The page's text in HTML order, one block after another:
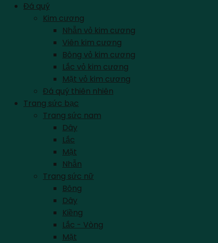
Đá quý
Kim cương
Nhẫn vỏ kim cương
Viên kim cương
Bông vỏ kim cương
Lắc vỏ kim cương
Mặt vỏ kim cương
Đá quý thiên nhiên
Trang sức bạc
Trang sức nam
Dây
Lắc
Mặt
Nhẫn
Trang sức nữ
Bông
Dây
Kiềng
Lắc - Vòng
Mặt